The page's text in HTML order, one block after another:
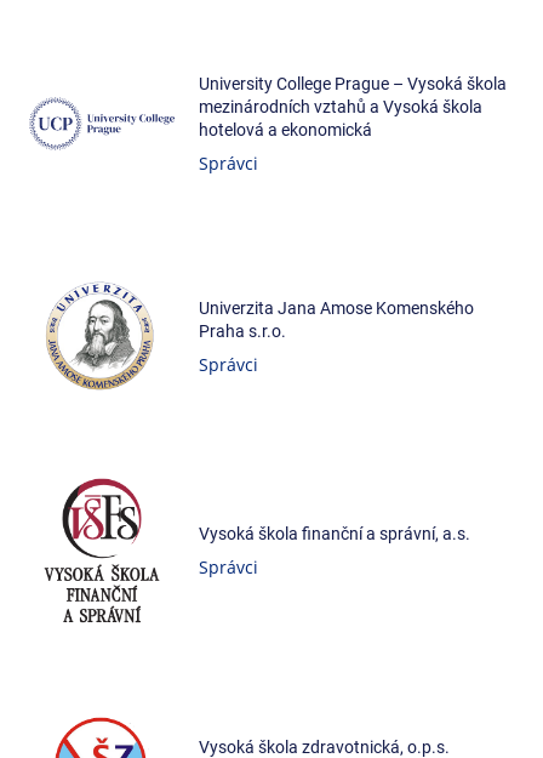
University College Prague – Vysoká škola
mezinárodních vztahů a Vysoká škola
hotelová a ekonomická
Správci
Univerzita Jana Amose Komenského
Praha s.r.o.
Správci
Vysoká škola finanční a správní, a.s.
Správci
Vysoká škola zdravotnická, o.p.s.